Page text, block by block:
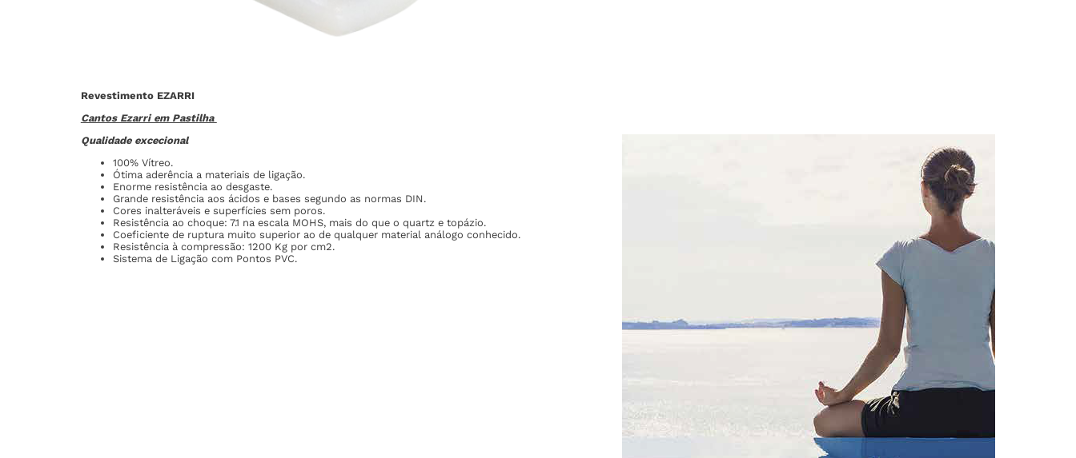
Revestimento EZARRI
Cantos Ezarri em Pastilha
Qualidade excecional
100% Vítreo.
Ótima aderência a materiais de ligação.
Enorme resistência ao desgaste.
Grande resistência aos ácidos e bases segundo as normas DIN.
Cores inalteráveis e superfícies sem poros.
Resistência ao choque: 7.1 na escala MOHS, mais do que o quartz e topázio.
Coeficiente de ruptura muito superior ao de qualquer material análogo conhecido.
Resistência à compressão: 1200 Kg por cm2.
Sistema de Ligação com Pontos PVC.